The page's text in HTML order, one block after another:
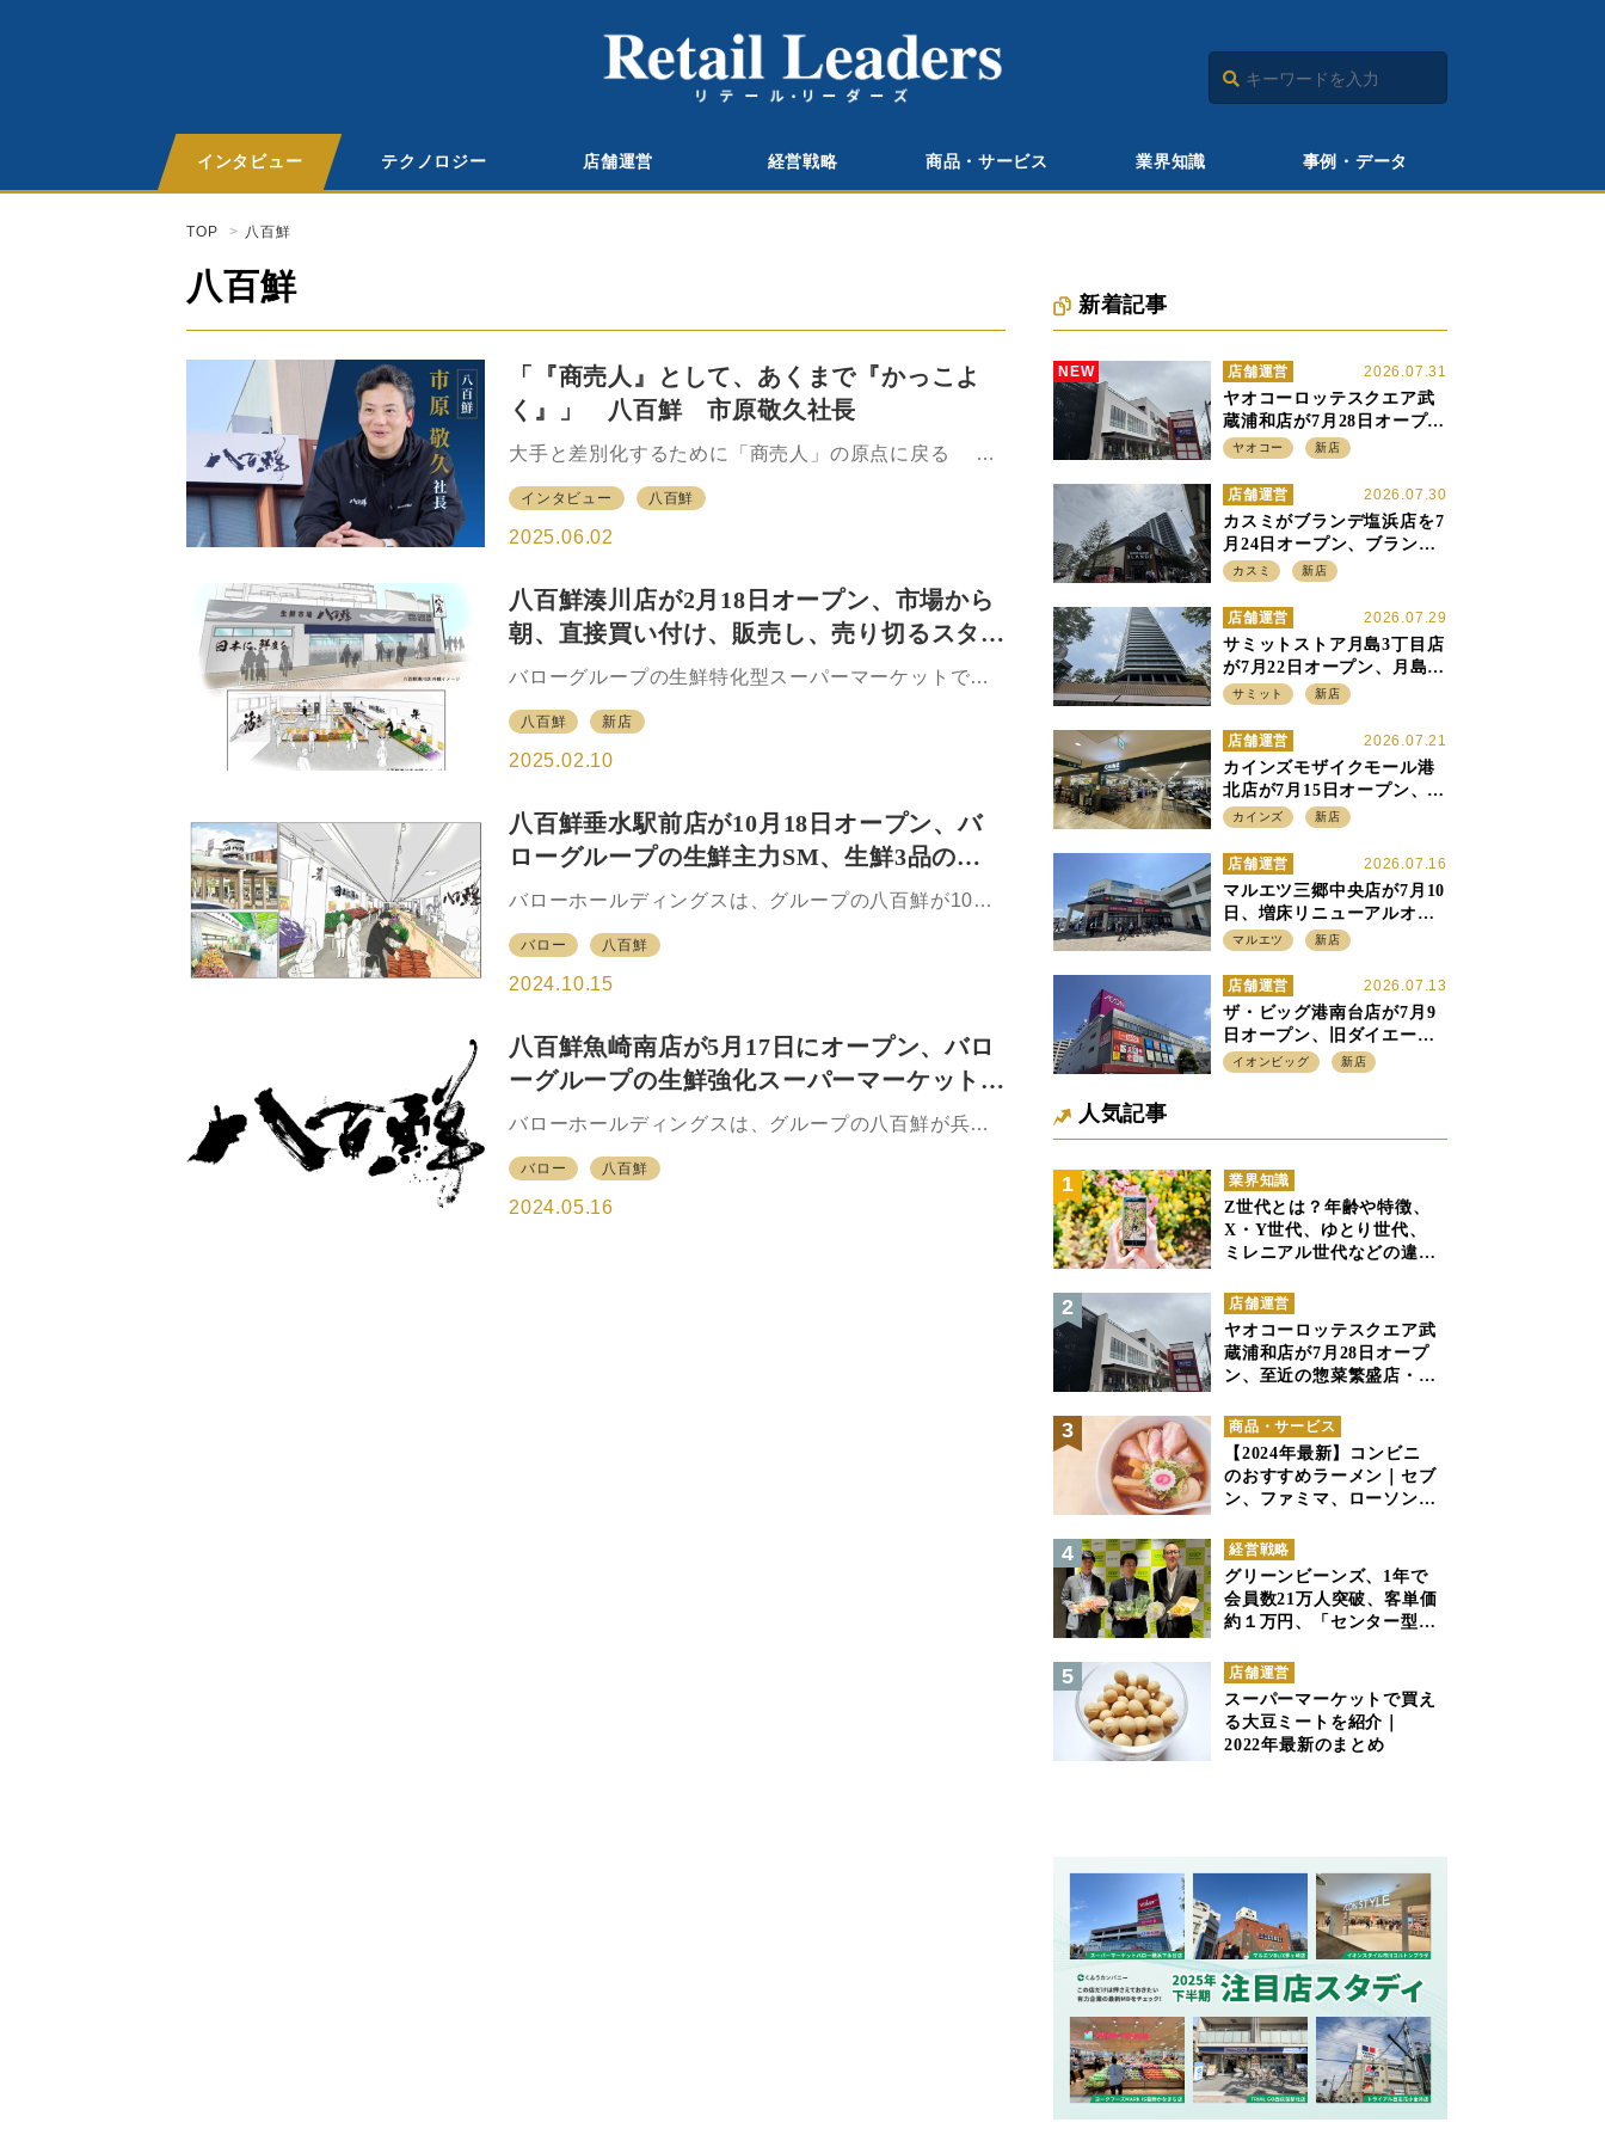
インタビュー テクノロジー 店舗運営 経営戦略 商品・サービス 業界知識 事例・データ
TOP 八百鮮
八百鮮
「『商売人』として、あくまで『かっこよ
く』」 八百鮮 市原敬久社長
大手と差別化するために「商売人」の原点に戻る 漆
阪と兵庫、そして名古屋の人口密集地にスーパーマー
ケット（SM）を10店展開している八百鮮のホームペー
商材を取り扱うこともあって、明るく、やわらかい雰
囲気のホームページがほとんどのSMとしては異例のホ
ームページといえる。 店舗の担当者が市場から商品
を仕入れ、販売するスタイルで生鮮食品主体の商売を
実践しているが、一方で同社は小売業グループとして
日本屈指の企業規模を誇るバローグループの一員でも
ト（SM）…
インタビュー 八百鮮
2025.06.02
八百鮮湊川店が2月18日オープン、市場から
朝、直接買い付け、販売し、売り切るスタイ
ル貫く
バローグループの生鮮特化型スーパーマーケットで、
湊川店を兵庫県神戸市兵庫区に出店する。八百鮮とし
ては10店目、兵庫県では3店目となる。 神戸電鉄湊川
6分、阪神高速3号神戸線柳原ICから1.6kmの距離にあ
る。 商圏としては周辺の約9万世帯、人口約15万人を
想定する。売場は約79坪で、生鮮食材を中心に販売。
畜産、青果、鮮魚の生鮮3品の売上高構成比は85%を想
定するなど、「生鮮市場」をコンセプトとして掲げ
る。 売場が小さい分、在庫を持たず、日々の売り尽く
八百鮮 新店
2025.02.10
八百鮮垂水駅前店が10月18日オープン、バ
ローグループの生鮮主力SM、生鮮3品の売
上高構成比85%見込む
バローホールディングスは、グループの八百鮮が10月
プンすると発表した。 垂水駅前店は八百鮮9店目。兵
庫県では魚崎南店に続く2店目となる。商圏としては周
積は約68坪。生鮮食材を中心に販売する「生鮮市場」
をコンセプトとして掲げ、畜産、青果、鮮魚の生鮮3品
の売上高構成比は85%を見込む。 売場面積は大きくな
いが、その分在庫を持たず、日々の売り尽くしを行
い、回転数を上げることで鮮度、品質を高める創業以
来のモットーを踏襲。八百鮮独自の販売スタイルを構
場か…
バロー 八百鮮
2024.10.15
八百鮮魚崎南店が5月17日にオープン、バロ
ーグループの生鮮強化スーパーマーケット、
売り切りスタイル貫く
バローホールディングスは、グループの八百鮮が兵庫
百鮮としては8店目、兵庫県初出店となる。 商圏は周
辺の約9万世帯（人口約20万人）を想定する。 売場は
バロー 八百鮮
2024.05.16
新着記事
NEW 2026.07.31
店舗運営
ヤオコーロッテスクエア武
蔵浦和店が7月28日オープ
ン、至近の惣菜繁盛店・武
すみ分け
ヤオコー 新店
2026.07.30
店舗運営
カスミがブランデ塩浜店を7
月24日オープン、ブランデ5
店目は生鮮、デリカ強化の
入れ
カスミ 新店
2026.07.29
店舗運営
サミットストア月島3丁目店
が7月22日オープン、月島の
58階建てタワーマンション1
を出店
サミット 新店
2026.07.21
店舗運営
カインズモザイクモール港
北店が7月15日オープン、出
店強化の神奈川県、駅前
カインズ 新店
2026.07.16
店舗運営
マルエツ三郷中央店が7月10
日、増床リニューアルオー
プン、「アーバン500坪モデ
立地受け、寿司を象徴に
マルエツ 新店
2026.07.13
店舗運営
ザ・ビッグ港南台店が7月9
日オープン、旧ダイエー店
舗を受け継ぎ、DS、SM激
イオンビッグ 新店
人気記事
業界知識
Z世代とは？年齢や特徴、
X・Y世代、ゆとり世代、
ミレニアル世代などの違い
店舗運営
ヤオコーロッテスクエア武
蔵浦和店が7月28日オープ
ン、至近の惣菜繁盛店・武
すみ分け
商品・サービス
【2024年最新】コンビニ
のおすすめラーメン｜セブ
ン、ファミマ、ローソンの
経営戦略
グリーンビーンズ、1年で
会員数21万人突破、客単価
約１万円、「センター型の
も成立できるか
店舗運営
スーパーマーケットで買え
る大豆ミートを紹介｜
2022年最新のまとめ